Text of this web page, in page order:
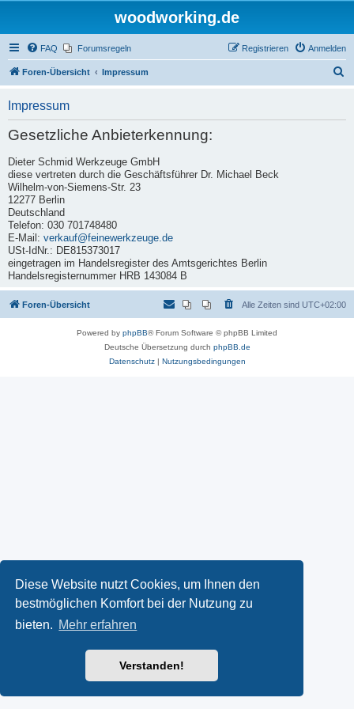
Diese Website nutzt Cookies, um Ihnen den
bestmöglichen Komfort bei der Nutzung zu
bieten. Mehr erfahren
Verstanden!
woodworking.de
FAQ Forumsregeln Anmelden
Registrieren
Foren-Übersicht Impressum
Impressum
Gesetzliche Anbieterkennung:
Dieter Schmid Werkzeuge GmbH
diese vertreten durch die Geschäftsführer Dr. Michael Beck
Wilhelm-von-Siemens-Str. 23
12277 Berlin
Deutschland
Telefon: 030 701748480
E-Mail: verkauf@feinewerkzeuge.de
USt-IdNr.: DE815373017
eingetragen im Handelsregister des Amtsgerichtes Berlin
Handelsregisternummer HRB 143084 B
Foren-Übersicht Alle Zeiten sind UTC+02:00
Powered by phpBB® Forum Software © phpBB Limited
Deutsche Übersetzung durch phpBB.de
Datenschutz| Nutzungsbedingungen